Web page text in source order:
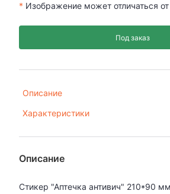
* Изображение может отличаться от
Под заказ
Описание
Характеристики
Описание
Стикер "Аптечка антивич" 210*90